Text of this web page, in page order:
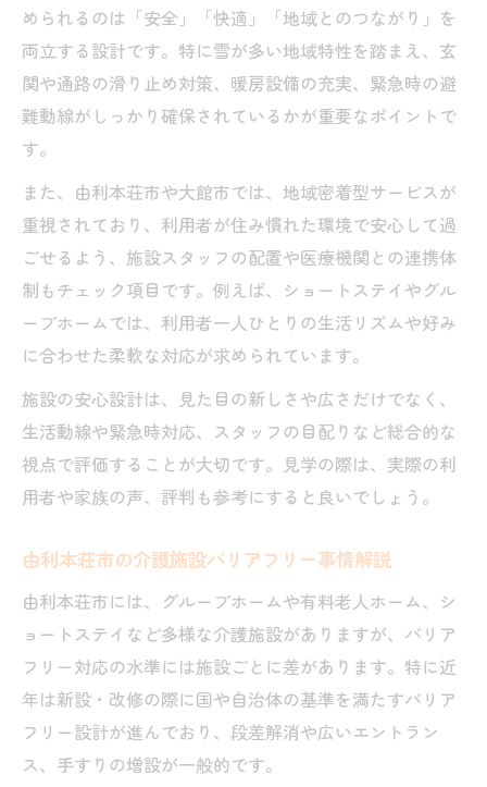
介護施設のバリアフリー設計事例を紹介
生活しやすさで選ぶ秋田の介護施設情報
秋田県で生活しやすい介護施設の選び方
介護施設選定に役立つ生活環境の確認法
由利本荘市介護施設の評判と口コミ活用法
生活動線を意識した介護施設のチェック項
目
地域密着型介護施設の理想的な見つけ方
介護施設選びで大切な地域密着型の視点
す
大館市の介護施設と地域資源の活用メリッ
法
地域密着型介護施設の安心ポイントを解説
められるのは「安全」「快適」「地域とのつながり」を
両立する設計です。特に雪が多い地域特性を踏まえ、玄
関や通路の滑り止め対策、暖房設備の充実、緊急時の避
難動線がしっかり確保されているかが重要なポイントで
す。
また、由利本荘市や大館市では、地域密着型サービスが
重視されており、利用者が住み慣れた環境で安心して過
ごせるよう、施設スタッフの配置や医療機関との連携体
制もチェック項目です。例えば、ショートステイやグル
ープホームでは、利用者一人ひとりの生活リズムや好み
に合わせた柔軟な対応が求められています。
施設の安心設計は、見た目の新しさや広さだけでなく、
生活動線や緊急時対応、スタッフの目配りなど総合的な
視点で評価することが大切です。見学の際は、実際の利
用者や家族の声、評判も参考にすると良いでしょう。
由利本荘市の介護施設バリアフリー事情解説
由利本荘市には、グループホームや有料老人ホーム、シ
ョートステイなど多様な介護施設がありますが、バリア
フリー対応の水準には施設ごとに差があります。特に近
年は新設・改修の際に国や自治体の基準を満たすバリア
フリー設計が進んでおり、段差解消や広いエントラン
ス、手すりの増設が一般的です。